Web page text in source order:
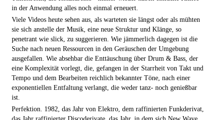
in der Anwendung alles noch einmal erneuert.
Viele Videos heute sehen aus, als warteten sie längst oder als mühten
sie sich anstelle der Musik, eine neue Struktur und Klänge, so
penetrant wie slick, zu suggerieren. Wie jämmerlich dagegen ist die
Suche nach neuen Ressourcen in den Geräuschen der Umgebung
ausgefallen. Wie absehbar die Enttäuschung über Drum & Bass, der
eine Komplexität vorlegt, die, gefangen in der Starrheit von Takt und
Tempo und dem Bearbeiten reichlich bekannter Töne, nach einer
exponentiellen Entfaltung verlangt, die weder tanz- noch genießbar
ist.
Perfektion. 1982, das Jahr von Elektro, dem raffinierten Funkderivat,